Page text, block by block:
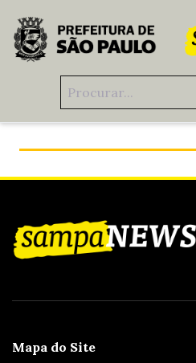
Pular para o Conteúdo principal
Mapa do Site